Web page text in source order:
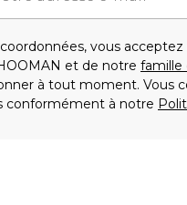
vous
et de notre famille
à tout moment. Vous
conformément à notre